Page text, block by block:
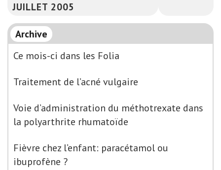
JUILLET 2005
Archive
Ce mois-ci dans les Folia
Traitement de l’acné vulgaire
Voie d’administration du méthotrexate dans
la polyarthrite rhumatoïde
Fièvre chez l’enfant: paracétamol ou
ibuprofène ?